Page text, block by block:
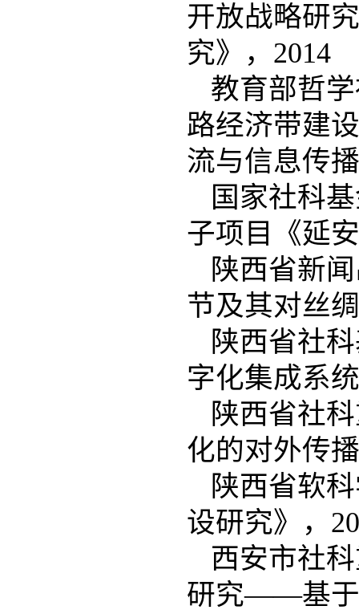
开放战略研
究》，2014
教育部哲
路经济带建
流与信息传
国家社科
子项目《延
陕西省新
节及其对丝
陕西省社
字化集成系
陕西省社
化的对外传
陕西省软
设研究》，
西安市社
研究——基于